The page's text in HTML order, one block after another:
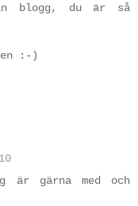
blogg, du är så
:-)
är gärna med och